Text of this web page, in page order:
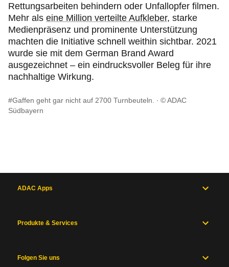
Rettungsarbeiten behindern oder Unfallopfer filmen.
Mehr als eine Million verteilte Aufkleber, starke
Medienpräsenz und prominente Unterstützung
machten die Initiative schnell weithin sichtbar. 2021
wurde sie mit dem German Brand Award
ausgezeichnet – ein eindrucksvoller Beleg für ihre
nachhaltige Wirkung.
#Gaffen geht gar nicht auf 2700 Turnbeuteln.
© ADAC
Südbayern
ADAC Apps
Produkte & Services
Folgen Sie uns